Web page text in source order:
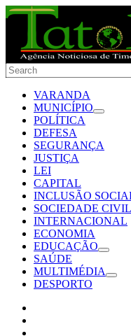
VARANDA
MUNICÍPIO
POLÍTICA
DEFESA
SEGURANÇA
JUSTIÇA
LEI
CAPITAL
INCLUSÃO
SOCIEDADE CIVIL
INTERNACIONAL
ECONOMIA
EDUCAÇÃO
SAÚDE
MULTIMÉDIA
DESPORTO